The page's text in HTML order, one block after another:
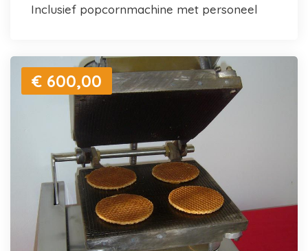
inclusief popcornmachine met personeel
€ 600,00